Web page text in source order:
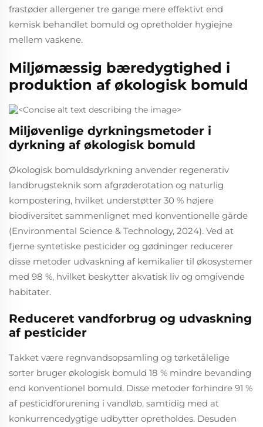
frastøder allergener tre gange mere effektivt end
kemisk behandlet bomuld og opretholder hygiejne
mellem vaskene.
Miljømæssig bæredygtighed i
produktion af økologisk bomuld
Miljøvenlige dyrkningsmetoder i
dyrkning af økologisk bomuld
Økologisk bomuldsdyrkning anvender regenerativ
landbrugsteknik som afgrøderotation og naturlig
kompostering, hvilket understøtter 30 % højere
biodiversitet sammenlignet med konventionelle gårde
(Environmental Science & Technology, 2024). Ved at
fjerne syntetiske pesticider og gødninger reducerer
disse metoder udvaskning af kemikalier til økosystemer
med 98 %, hvilket beskytter akvatisk liv og omgivende
habitater.
Reduceret vandforbrug og udvaskning
af pesticider
Takket være regnvandsopsamling og tørketålelige
sorter bruger økologisk bomuld 18 % mindre bevanding
end konventionel bomuld. Disse metoder forhindre 91 %
af pesticidforurening i vandløb, samtidig med at
konkurrencedygtige udbytter opretholdes. Desuden